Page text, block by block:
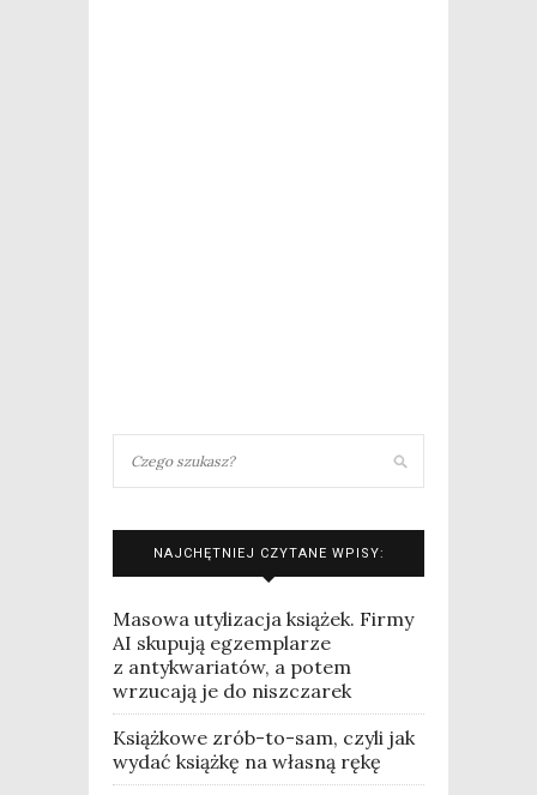
NAJCHĘTNIEJ CZYTANE WPISY:
Masowa utylizacja książek. Firmy
AI skupują egzemplarze
z antykwariatów, a potem
wrzucają je do niszczarek
Książkowe zrób-to-sam, czyli jak
wydać książkę na własną rękę